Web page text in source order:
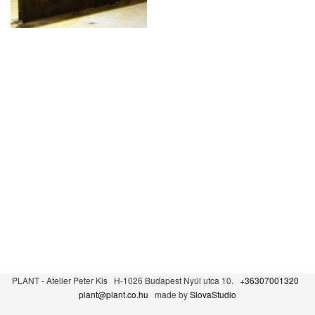
PLANT - Atelier Peter Kis H-1026 Budapest Nyúl utca 10. +36307001320
plant@plant.co.hu made bySlovaStudio